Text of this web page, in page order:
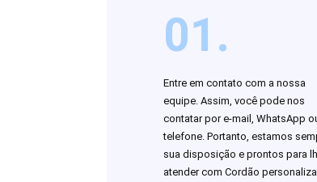
01.
Entre em contato com a nossa
equipe. Assim, você pode nos
contatar por e-mail, WhatsApp
telefone. Portanto, estamos
sua disposição e prontos para
atender com Cordão